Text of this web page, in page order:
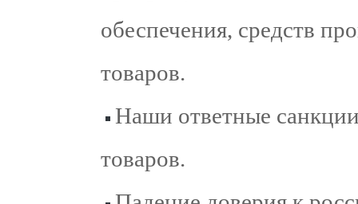
обеспечения, средств
товаров.
Наши ответные
товаров.